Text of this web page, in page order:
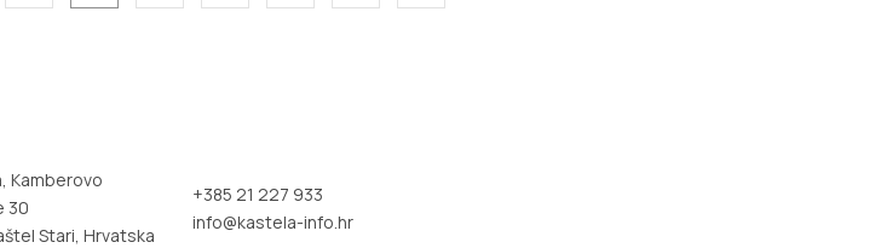
Kamberovo
30
Stari, Hrvatska
+385 21 227 933
info@kastela-info.hr